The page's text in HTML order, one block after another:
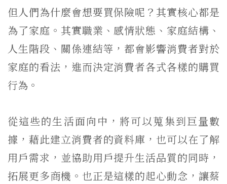
但人們為什麼會想要買保險呢？其實核心都是
為了家庭。其實職業、感情狀態、家庭結構、
人生階段、關係連結等，都會影響消費者對於
家庭的看法，進而決定消費者各式各樣的購買
行為。
從這些的生活面向中，將可以蒐集到巨量數
據，藉此建立消費者的資料庫，也可以在了解
用戶需求，並協助用戶提升生活品質的同時，
拓展更多商機。也正是這樣的起心動念，讓蔡